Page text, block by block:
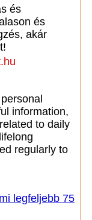
és
és
akár
information,
to daily
regularly to
legfeljebb 75